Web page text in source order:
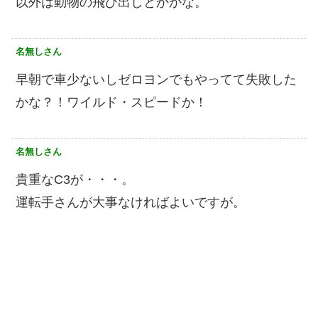
名無しさん
早朝で車少ないしゼロヨンでもやってて失敗した
かな？！ワイルド・スピードか！
名無しさん
貴重なC3が・・・。
運転手さんが大事なければよいですが。